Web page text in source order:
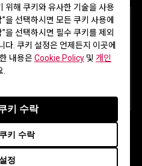
위해 쿠키와 유사한 기술을 사용
을 선택하시면 모든 쿠키 사용에
을 선택하시면 필수 쿠키를 제외
. 쿠키 설정은 언제든지 이곳에
내용은Cookie Policy 및 개인
정
키 수락
키 수락